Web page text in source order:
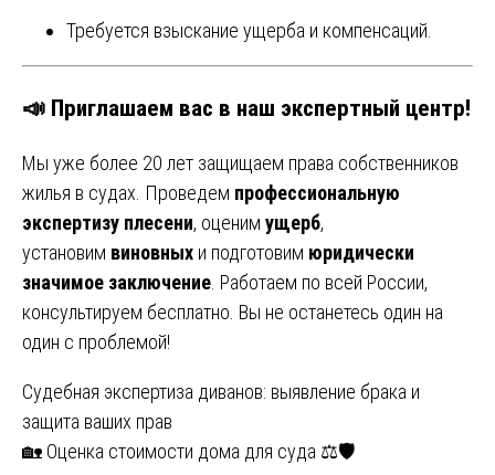
Требуется взыскание ущерба и компенсаций.
📣 Приглашаем вас в наш экспертный центр!
Мы уже более 20 лет защищаем права собственников
жилья в судах. Проведем профессиональную
экспертизу плесени, оценим ущерб,
установим виновных и подготовим юридически
значимое заключение. Работаем по всей России,
консультируем бесплатно. Вы не останетесь один на
один с проблемой!
Навигация
по
Судебная экспертиза диванов: выявление брака и
защита ваших прав
🏡 Оценка стоимости дома для суда ⚖️🛡️